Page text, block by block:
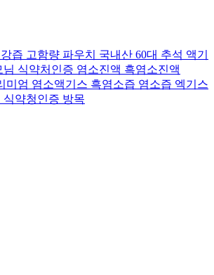
즙 고함량 파우치 국내산 60대 추석 액기
식약처인증 염소진액 흑염소진액
미엄 염소액기스 흑염소즙 염소즙 엑기스
식약청인증 방목